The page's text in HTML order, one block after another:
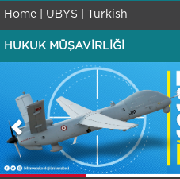
Home | UBYS | Turkish
HUKUK MÜŞAVİRLİĞİ
Önceki